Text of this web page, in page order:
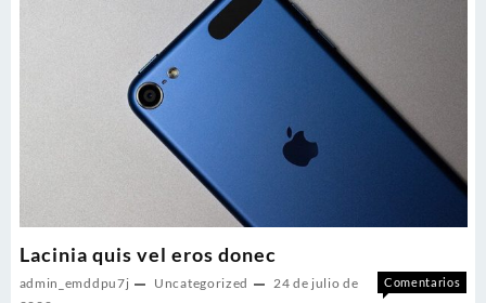
Lacinia quis vel eros donec
admin_emddpu7j Uncategorized
24 de julio de
Comentarios